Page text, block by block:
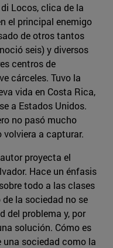
Locos, clica de la
el principal enemigo
de otros tantos
seis) y diversos
centros de
cárceles. Tuvo la
vida en Costa Rica,
a Estados Unidos.
no pasó mucho
a capturar.
proyecta el
Hace un énfasis
todo a las clases
la sociedad no se
del problema y, por
solución. Cómo es
una sociedad como la